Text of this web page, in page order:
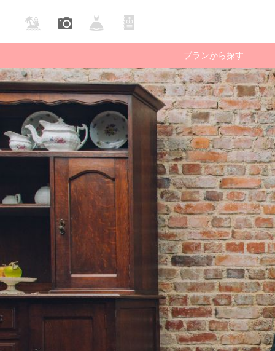
プランから探す
国内ロケ
フォ
庭園・公園で撮る ビーチで撮る